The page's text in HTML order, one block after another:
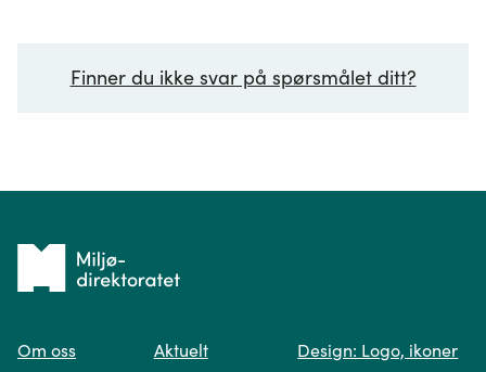
Finner du ikke svar på spørsmålet ditt?
Tilbake
forsiden
Om oss Aktuelt Design: Logo, ikoner